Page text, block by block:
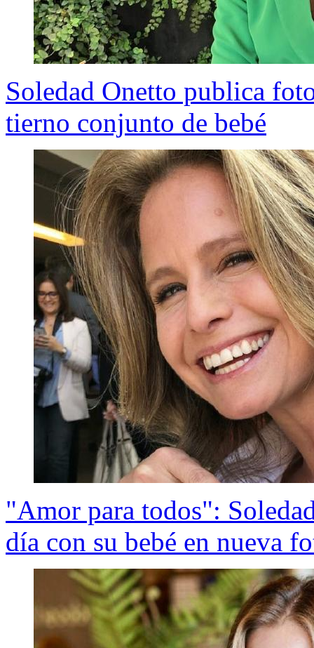
Soledad Onetto publica
tierno conjunto de bebé
"Amor para todos":
día con su bebé en nueva